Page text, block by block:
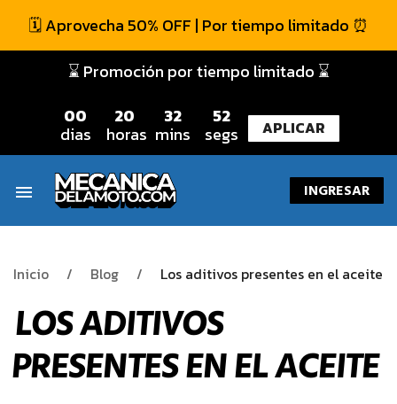
🗓️ Aprovecha 50% OFF | Por tiempo limitado ⏰
⌛ Promoción por tiempo limitado ⌛
00
dias
20
horas
32
mins
51
segs APLICAR
menu INGRESAR
Inicio Blog Los aditivos presentes en el aceite
LOS ADITIVOS
PRESENTES EN EL ACEITE